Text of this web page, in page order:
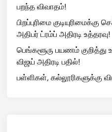
பறந்த விவாதம்!
பிறப்புரிமை
அதிபர் ட்ரம்ப் அதிரடி உத்தரவு!
பெங்களூரு பயணம் குறித்து
விஜய் அதிரடி பதில்!
பள்ளிகள், கல்லூரிகளுக்கு